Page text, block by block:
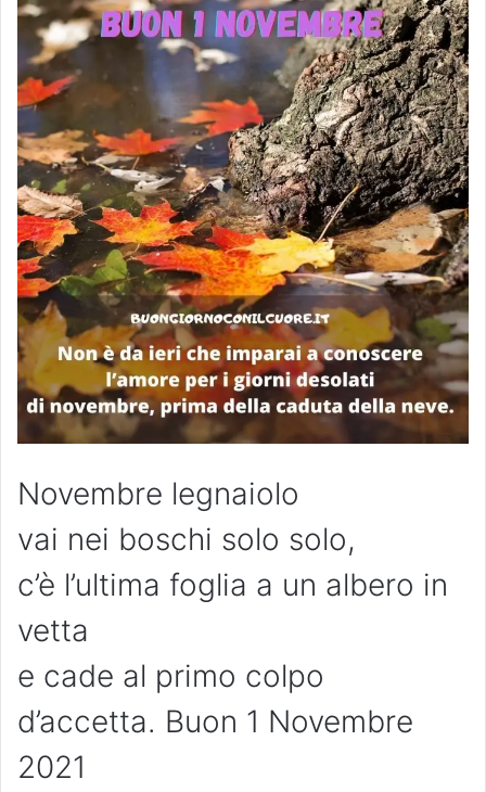
Novembre legnaiolo
vai nei boschi solo solo,
c’è l’ultima foglia a un albero in
vetta
e cade al primo colpo
d’accetta. Buon 1 Novembre
2021